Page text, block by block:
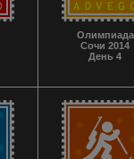
Олимпиада
Сочи 2014
День 4